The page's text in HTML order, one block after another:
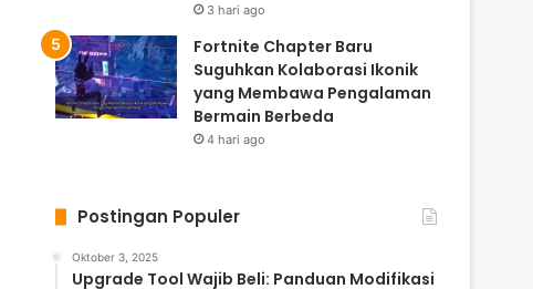
3 hari ago
Fortnite Chapter Baru
Suguhkan Kolaborasi Ikonik
yang Membawa Pengalaman
Bermain Berbeda
4 hari ago
Postingan Populer
Oktober 3, 2025
Upgrade Tool Wajib Beli: Panduan Modifikasi